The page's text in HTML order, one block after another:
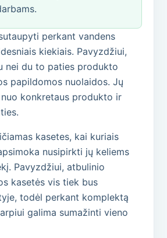
perkant vandens
kiekiais. Pavyzdžiui,
nei du to paties produkto
papildomos nuolaidos. Jų
konkretaus produkto ir
kasetes, kai kuriais
nusipirkti jų keliems
Pavyzdžiui, atbulinio
kasetės vis tiek bus
todėl perkant komplektą
galima sumažinti vieno